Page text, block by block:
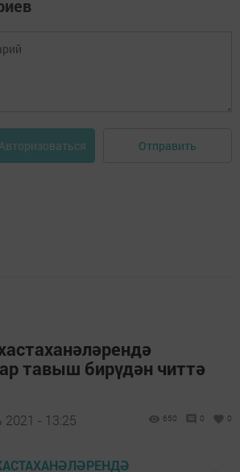
Отправить
тавыш бирүдән читтә
2021 - 13:25 650 0 0